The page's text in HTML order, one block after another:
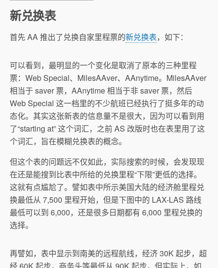
新兑换表
首先 AA 推出了兑换自家里程票的新兑换表，如下：
可以看到，最明显的一个变化是取消了原本的三种里程
票：Web Special、MilesAAver、AAnytime。MilesAAver
相当于 saver 票，AAnytime 相当于非 saver 票，然后
Web Special 这一档里的不少航班已经执行了挺多年的动
态化。其实这张新表的信息量不是很大，因为可以看到用
了“starting at” 这个词汇，之前 AS 改版时也在表里用了这
个词汇，旨在模糊兑换表的概念。
但这个表的问题远不仅如此，实际搜索的时候，会发现现
在还是能搜到比表中所给的兑换里程“下限”更低的选择。
这就有点尴尬了。譬如表中所示美国大陆的经济舱里程兑
换最低从 7,500 里程开始，但是下图中的 LAX-LAS 路线
最低可以到 6,000，还是很多日期都有 6,000 里程兑换的
选择。
再譬如，表中显示到南美的远程航线，经济 30K 起步，超